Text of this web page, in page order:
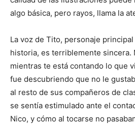
algo básica, pero rayos, llama la
La voz de Tito, personaje
historia, es terriblemente sincera.
mientras te está contando lo que
fue descubriendo que no le
al resto de sus compañeros de
se sentía estimulado ante el
Nico, y cómo al tocarse no